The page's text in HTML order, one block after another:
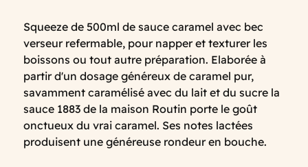
Squeeze de 500ml de sauce caramel avec bec
verseur refermable, pour napper et texturer les
boissons ou tout autre préparation. Elaborée à
partir d'un dosage généreux de caramel pur,
savamment caramélisé avec du lait et du sucre la
sauce 1883 de la maison Routin porte le goût
onctueux du vrai caramel. Ses notes lactées
produisent une généreuse rondeur en bouche.